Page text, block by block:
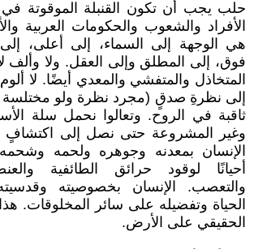
حلب يجب أن تكون القنبلة الموقوتة في
الأفراد والشعوب والحكومات العربية
هي الوجهة إلى السماء، إلى أعلى،
فوق، إلى المطلق وإلى العقل. ولا وألف
المتخاذل والمتفشي والمعدي أيضًا. لا
إلى نظرةِ صدقٍ (مجرد نظرة ولو مختلسة
ثاقبة في الروح. وتعالوا نحمل سلة
وغير المشروعة حتى نصل إلى اكتشافٍ
الإنسان بمعدنه وجوهره ولحمه
أحيانًا لوقود حرائق الطائفية
والتعصب. الإنسان بخصوصيته
الحياة وتفضيله على سائر المخلوقات.
الحقيقي على الأرض.